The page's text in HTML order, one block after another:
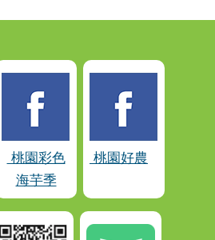
桃園彩色
海芋季
桃園好農